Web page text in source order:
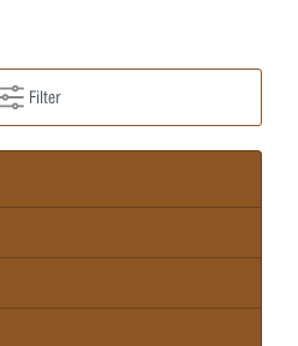
Filter